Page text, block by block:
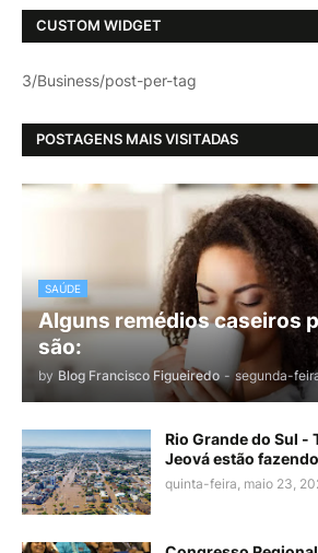
CUSTOM WIDGET
3/Business/post-per-tag
POSTAGENS MAIS VISITADAS
SAÚDE
Alguns remédios caseiros
são:
by Blog Francisco Figueiredo - segunda-
Rio Grande do Sul -
Jeová estão
quinta-feira, maio 23,